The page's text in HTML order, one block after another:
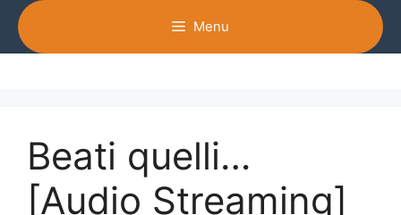
Vai
contenuto
Menu
Beati quelli…
[Audio Streaming]